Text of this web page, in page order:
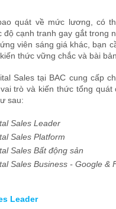
quát về mức lương, có
độ cạnh tranh gay gắt trong
viên sáng giá khác, bạn
thức vững chắc và bài bản.
Sales tại BAC cung cấp
trò và kiến thức tổng quát
sau:
Sales Leader
Sales Platform
Sales Bất động sản
Sales Business - Google &
Leader